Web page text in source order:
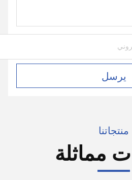
يرسل
منتجاتنا
مماثلة